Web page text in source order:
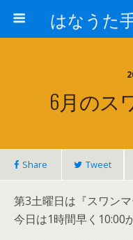
6月のス
Share Tweet
第3土曜日は『スワンマ
今日は1時間早く10:00